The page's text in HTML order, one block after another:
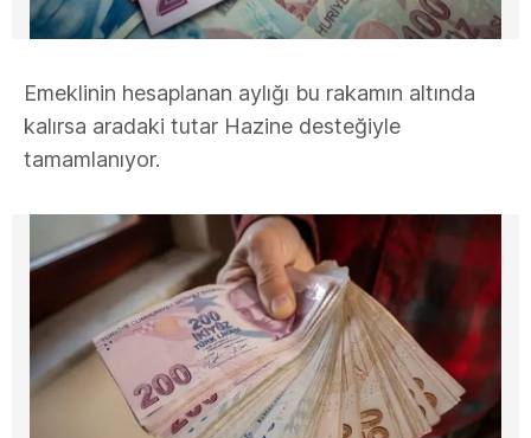
Emeklinin hesaplanan aylığı bu rakamın altında
kalırsa aradaki tutar Hazine desteğiyle
tamamlanıyor.